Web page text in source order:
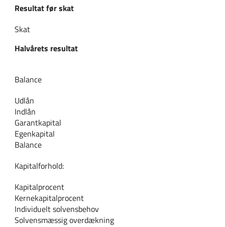
Resultat før skat
Skat
Halvårets resultat
Balance
Udlån
Indlån
Garantkapital
Egenkapital
Balance
Kapitalforhold:
Kapitalprocent
Kernekapitalprocent
Individuelt solvensbehov
Solvensmæssig overdækning